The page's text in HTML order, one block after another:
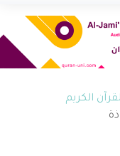
الكريم